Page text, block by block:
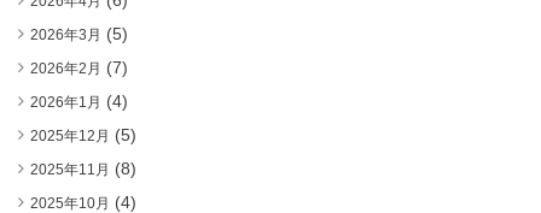
2026年3月 (5)
2026年2月 (7)
2026年1月 (4)
2025年12月 (5)
2025年11月 (8)
2025年10月 (4)